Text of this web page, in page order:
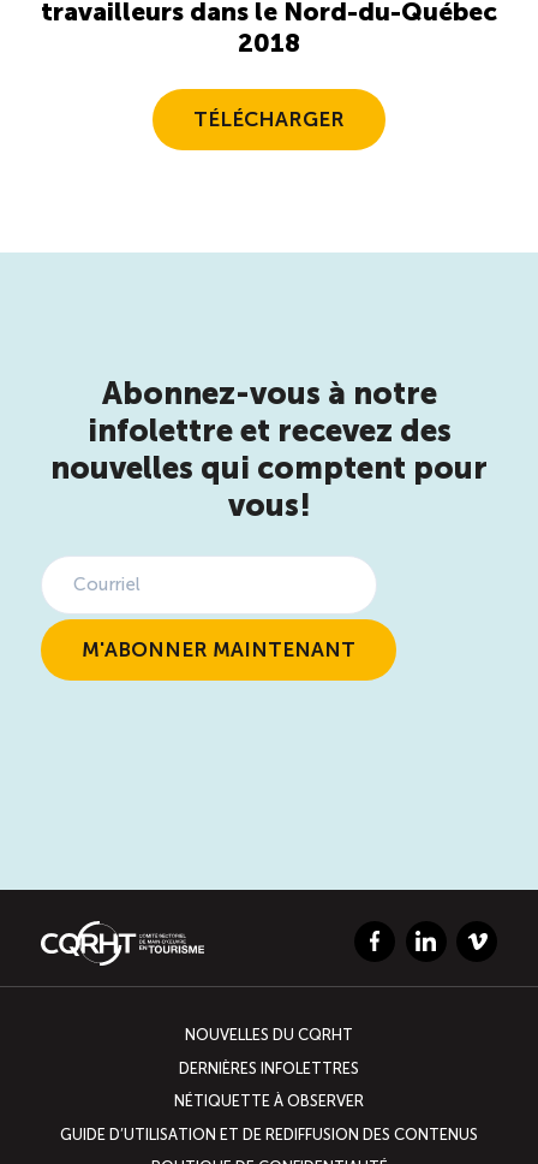
Boomerang
Devenir membre
Catalogue de formations en ligne
INFOLETTRE
travailleurs dans le Nord-du-Québec
2018
TÉLÉCHARGER
Abonnez-vous à notre
infolettre et recevez des
nouvelles qui comptent pour
vous!
FacebookLinkedInVimeo
NOUVELLES DU CQRHT
DERNIÈRES INFOLETTRES
NÉTIQUETTE À OBSERVER
GUIDE D’UTILISATION ET DE REDIFFUSION DES CONTENUS